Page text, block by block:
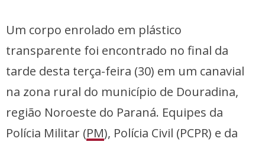
Um corpo enrolado em plástico
transparente foi encontrado no final da
tarde desta terça-feira (30) em um canavial
na zona rural do município de Douradina,
região Noroeste do Paraná. Equipes da
Polícia Militar (PM), Polícia Civil (PCPR) e da